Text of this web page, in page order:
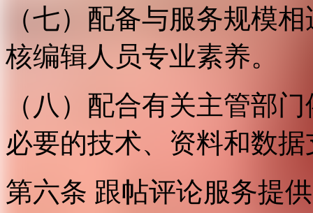
（七）配备与服务规模
核编辑人员专业素养。
（八）配合有关主管部
必要的技术、资料和数
第六条 跟帖评论服务提